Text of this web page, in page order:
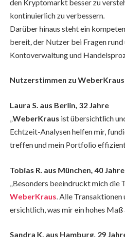
den Kryptomarkt besser zu
kontinuierlich zu verbessern.
Darüber hinaus steht ein
bereit, der Nutzer bei Fragen
Kontoverwaltung und
Nutzerstimmen zu WeberKraus
Laura S. aus Berlin, 32 Jahre
„WeberKraus ist übersichtlich
Echtzeit-Analysen helfen mir,
treffen und mein Portfolio effizient
Tobias R. aus München, 40 Jahre
„Besonders beeindruckt mich die
WeberKraus . Alle
ersichtlich, was mir ein hohes Maß
Sandra K. aus Hamburg, 29